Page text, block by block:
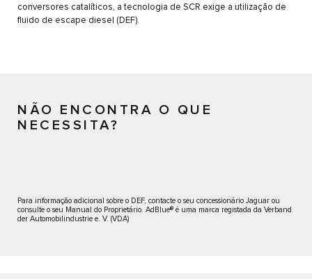
conversores catalíticos, a tecnologia de SCR exige a utilização de
fluido de escape diesel (DEF).
NÃO ENCONTRA O QUE
NECESSITA?
Para informação adicional sobre o DEF, contacte o seu concessionário Jaguar ou
consulte o seu Manual do Proprietário. AdBlue® é uma marca registada da Verband
der Automobilindustrie e. V. (VDA)